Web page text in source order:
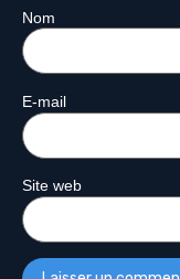
Nom
E-mail
Site web